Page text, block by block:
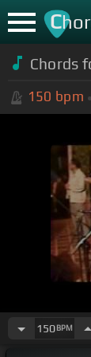
C
Chords
150 bpm
150BPM